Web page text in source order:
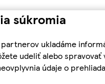
súkromia
partnerov ukladáme
udeliť alebo
údaje o